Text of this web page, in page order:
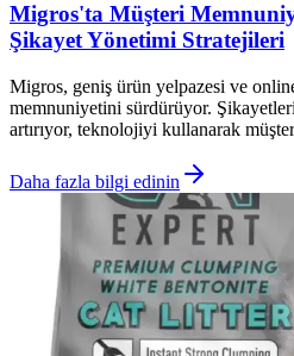
Migros'ta Müşteri
Şikayet Yönetimi Stratejileri
Migros, geniş ürün yelpazesi ve
memnuniyetini sürdürüyor.
artırıyor, teknolojiyi kullanarak
Daha fazla bilgi edinin